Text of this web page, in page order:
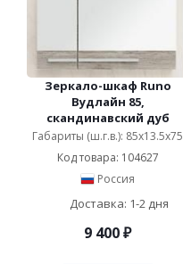
Зеркало-шкаф Runo
Вудлайн 85,
скандинавский дуб
Габариты (ш.г.в.): 85x13.5x75
Код товара: 104627
Россия
Доставка: 1-2 дня
9 400₽